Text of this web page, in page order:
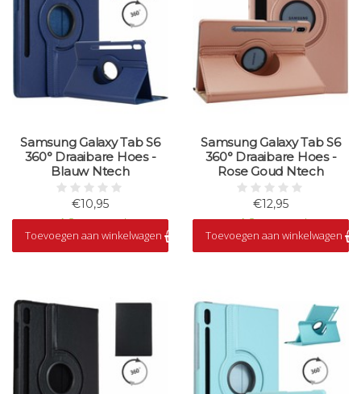
Samsung Galaxy Tab S6
360° Draaibare Hoes -
Blauw Ntech
€10,95
Op voorraad
Toevoegen aan winkelwagen
Samsung Galaxy Tab S6
360° Draaibare Hoes -
Rose Goud Ntech
€12,95
Op voorraad
Toevoegen aan winkelwagen